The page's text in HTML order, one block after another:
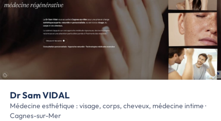
Dr Sam VIDAL
Médecine esthétique : visage, corps, cheveux, médecine intime ·
Cagnes-sur-Mer